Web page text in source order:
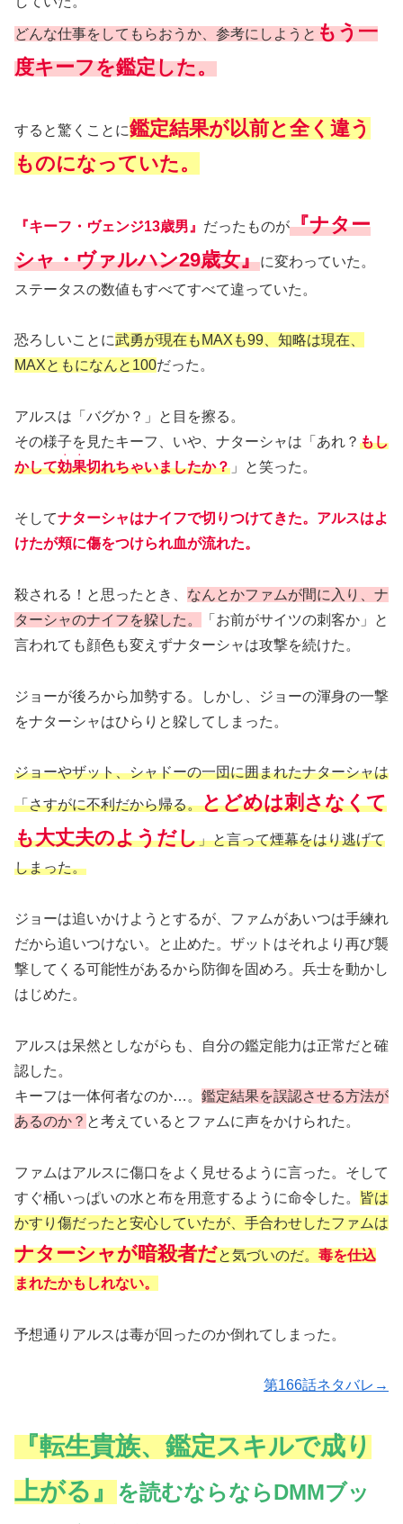
どんな仕事をしてもらおうか、参考にしようともう一
度キーフを鑑定した。
すると驚くことに鑑定結果が以前と全く違う
ものになっていた。
『キーフ・ヴェンジ13歳男』 だったものが『ナター
シャ・ヴァルハン29歳女』に変わっていた。
ステータスの数値もすべてすべて違っていた。
恐ろしいことに武勇が現在もMAXも99、知略は現在、
MAXともになんと100だった。
アルスは「バグか？」と目を擦る。
その様子を見たキーフ、いや、ナターシャは「あれ？ もし
かして効果
・・
切れちゃいましたか？ 」と笑った。
そしてナターシャはナイフで切りつけてきた。アルスはよ
けたが頬に傷をつけられ血が流れた。
殺される！と思ったとき、 なんとかファムが間に入り、ナ
ターシャのナイフを躱した。
「お前がサイツの刺客か」と
言われても顔色も変えずナターシャは攻撃を続けた。
ジョーが後ろから加勢する。しかし、ジョーの渾身の一撃
をナターシャはひらりと躱してしまった。
ジョーやザット、シャドーの一団に囲まれたナターシャは
「さすがに不利だから帰る。とどめは刺さなくて
も大丈夫のようだし」と言って煙幕をはり逃げて
しまった。
ジョーは追いかけようとするが、ファムがあいつは手練れ
だから追いつけない。と止めた。ザットはそれより再び襲
撃してくる可能性があるから防御を固めろ。兵士を動かし
はじめた。
アルスは呆然としながらも、自分の鑑定能力は正常だと確
認した。
キーフは一体何者なのか…。 鑑定結果を誤認させる方法が
あるのか？ と考えているとファムに声をかけられた。
ファムはアルスに傷口をよく見せるように言った。そして
すぐ桶いっぱいの水と布を用意するように命令した。 皆は
かすり傷だったと安心していたが、手合わせしたファムは
ナターシャが暗殺者だと気づいのだ。 毒を仕込
まれたかもしれない。
予想通りアルスは毒が回ったのか倒れてしまった。
第166話ネタバレ→
『転生貴族、鑑定スキルで成り
上がる』
を読むならならDMMブッ